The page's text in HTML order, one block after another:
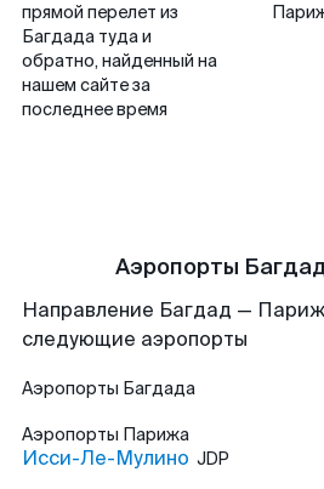
прямой перелет из
Багдада туда и
обратно, найденный на
нашем сайте за
последнее время
Аэропорты
Направление Багдад —
следующие аэропорты
Аэропорты Багдада
Аэропорты Парижа
Исси-Ле-Мулино JDP